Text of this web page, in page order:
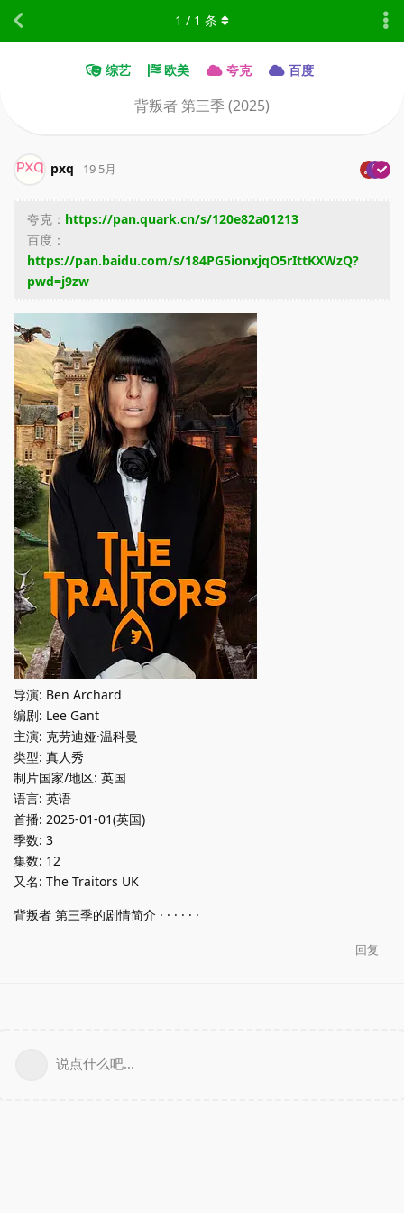
综艺 欧美 夸克 百度
背叛者 第三季 (2025)
1 / 1 条
pxq 19 5月
夸克： https://pan.quark.cn/s/120e82a01213
百度：
https://pan.baidu.com/s/184PG5ionxjqO5rIttKXWzQ?
pwd=j9zw
导演: Ben Archard
编剧: Lee Gant
主演: 克劳迪娅·温科曼
类型: 真人秀
制片国家/地区: 英国
语言: 英语
首播: 2025-01-01(英国)
季数: 3
集数: 12
又名: The Traitors UK
背叛者 第三季的剧情简介 · · · · · ·
回复
说点什么吧...